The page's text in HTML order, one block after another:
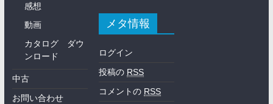
感想
動画
カタログ ダウ
ンロード
中古
お問い合わせ
メタ情報
ログイン
投稿の RSS
コメントの RSS